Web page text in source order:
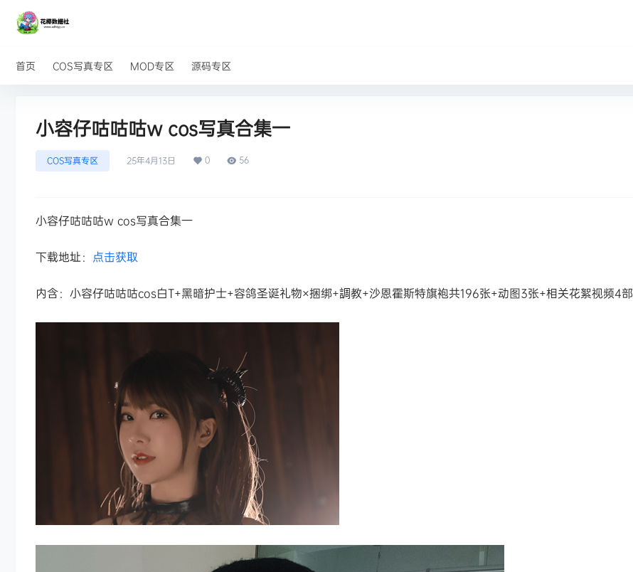
首页 COS写真专区 MOD专区 源码专区
小容仔咕咕咕w cos写真合集一
COS写真专区 25年4月13日 0 56
小容仔咕咕咕w cos写真合集一
下载地址： 点击获取
内含：小容仔咕咕咕cos白T+黑暗护士+容鸽圣诞礼物×捆绑+調教+沙恩霍斯特旗袍共196张+动图3张+相关花絮视频4部